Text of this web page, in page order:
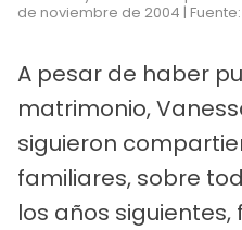
de noviembre de 2004 |
A pesar de haber
matrimonio,
siguieron
familiares, sobre
los años siguientes,